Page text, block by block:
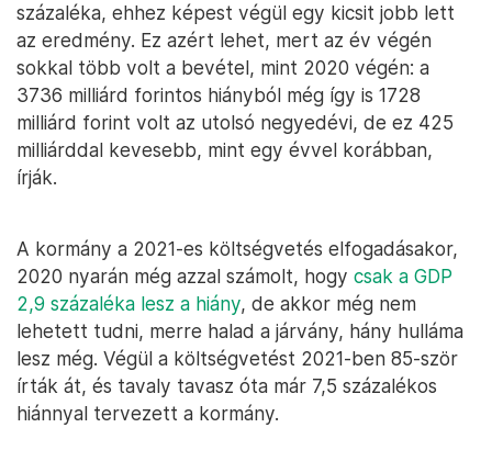
százaléka, ehhez képest végül egy kicsit jobb lett
az eredmény. Ez azért lehet, mert az év végén
sokkal több volt a bevétel, mint 2020 végén: a
3736 milliárd forintos hiányból még így is 1728
milliárd forint volt az utolsó negyedévi, de ez 425
milliárddal kevesebb, mint egy évvel korábban,
írják.
A kormány a 2021-es költségvetés elfogadásakor,
2020 nyarán még azzal számolt, hogy csak a GDP
2,9 százaléka lesz a hiány, de akkor még nem
lehetett tudni, merre halad a járvány, hány hulláma
lesz még. Végül a költségvetést 2021-ben 85-ször
írták át, és tavaly tavasz óta már 7,5 százalékos
hiánnyal tervezett a kormány.